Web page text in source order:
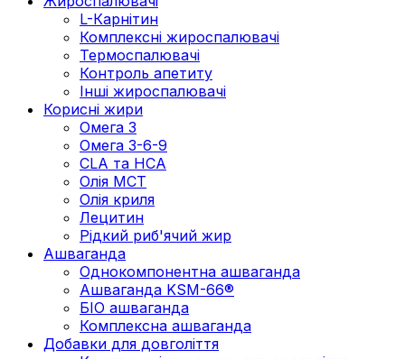
L-Карнітин
Комплексні жироспалювачі
Термоспалювачі
Контроль апетиту
Інші жироспалювачі
Корисні жири
Омега 3
Омега 3-6-9
CLA та HCA
Олія МСТ
Олія криля
Лецитин
Рідкий риб'ячий жир
Ашваганда
Однокомпонентна ашваганда
Ашваганда KSM-66®
БІО ашваганда
Комплексна ашваганда
Добавки для довголіття